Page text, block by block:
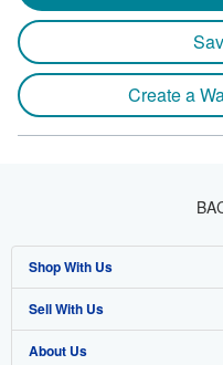
Create a
Shop With Us
Advanced Search
Browse Collections
Sell With Us
Start Selling
About Us